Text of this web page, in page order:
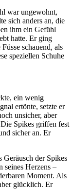
war ungewohnt,
sich anders an, die
ihm ein Gefühl
hatte. Er ging
schauend, als
speziellen Schuhe
ein wenig
ertönte, setzte er
unsicher, aber
Spikes griffen fest
sicher an. Er
Geräusch der Spikes
seines Herzens –
Moment. Als
glücklich. Er